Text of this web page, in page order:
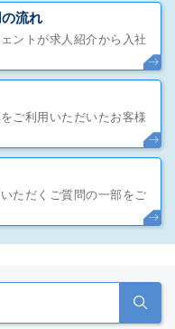
流れ
ントが求人紹介から入社
ご利用いただいたお客様
ただくご質問の一部をご